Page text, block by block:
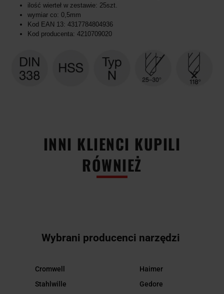
ilość wierteł w zestawie: 25szt.
wymiar co: 0,5mm
Kod EAN 13: 4317784804936
Kod producenta: 4210709020
INNI KLIENCI KUPILI
RÓWNIEŻ
Wybrani producenci narzędzi
Cromwell
Stahlwille
Haimer
Gedore